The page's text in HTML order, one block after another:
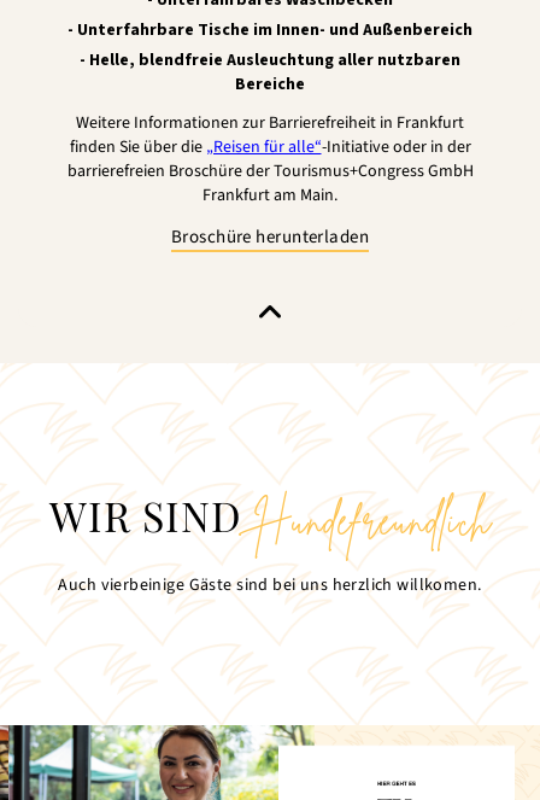
- Unterfahrbare Tische im Innen- und Außenbereich
- Helle, blendfreie Ausleuchtung aller nutzbaren
Bereiche
Weitere Informationen zur Barrierefreiheit in Frankfurt
finden Sie über die „Reisen für alle“-Initiative oder in der
barrierefreien Broschüre der Tourismus+Congress GmbH
Frankfurt am Main.
Broschüre herunterladen
WIR SINDHundefreundlich
Auch vierbeinige Gäste sind bei uns herzlich willkomen.